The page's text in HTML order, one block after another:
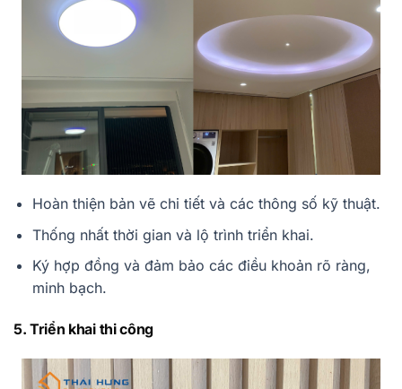
Hoàn thiện bản vẽ chi tiết và các thông số kỹ thuật.
Thống nhất thời gian và lộ trình triển khai.
Ký hợp đồng và đảm bảo các điều khoản rõ ràng,
minh bạch.
5. Triển khai thi công